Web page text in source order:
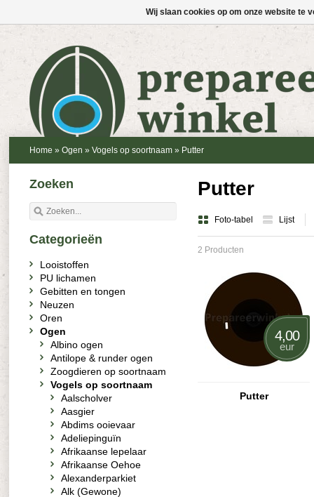
Home » Ogen » Vogels op soortnaam » Putter
Putter
Foto-tabel Lijst
2 Producten
4,00
eur
Putter
Zoeken
Categorieën
Looistoffen
PU lichamen
Gebitten en tongen
Neuzen
Oren
Ogen
Albino ogen
Antilope & runder ogen
Zoogdieren op soortnaam
Vogels op soortnaam
Aalscholver
Aasgier
Abdims ooievaar
Adeliepinguïn
Afrikaanse lepelaar
Afrikaanse Oehoe
Alexanderparkiet
Alk (Gewone)
Wij slaan cookies op om onze website te